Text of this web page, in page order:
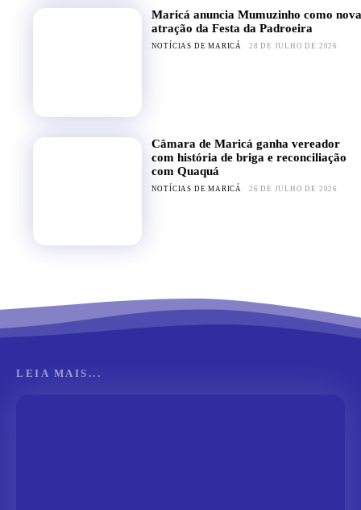
Maricá anuncia Mumuzinho como nova
atração da Festa da Padroeira
NOTÍCIAS DE MARICÁ 28 DE JULHO DE 2026
Câmara de Maricá ganha vereador
com história de briga e reconciliação
com Quaquá
NOTÍCIAS DE MARICÁ 26 DE JULHO DE 2026
LEIA MAIS...